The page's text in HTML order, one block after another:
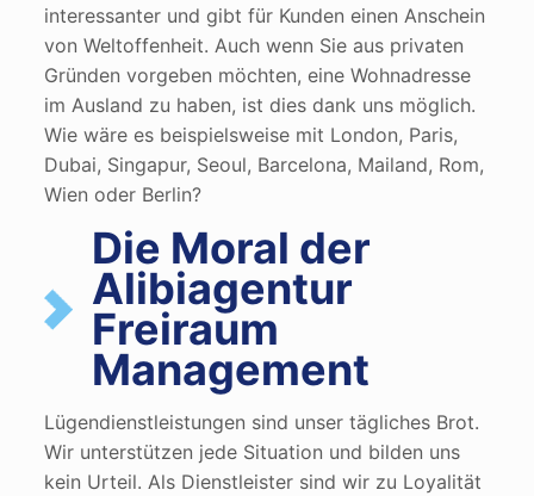
interessanter und gibt für Kunden einen Anschein
von Weltoffenheit. Auch wenn Sie aus privaten
Gründen vorgeben möchten, eine Wohnadresse
im Ausland zu haben, ist dies dank uns möglich.
Wie wäre es beispielsweise mit London, Paris,
Dubai, Singapur, Seoul, Barcelona, Mailand, Rom,
Wien oder Berlin?
Die Moral der
Alibiagentur
Freiraum
Management
Lügendienstleistungen sind unser tägliches Brot.
Wir unterstützen jede Situation und bilden uns
kein Urteil. Als Dienstleister sind wir zu Loyalität